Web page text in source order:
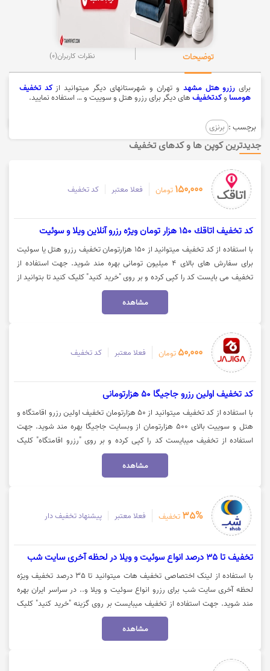
توضیحات نظرات کاربران(0)
برایرزرو هتل مشهد و تهران و شهرستانهای دیگر میتوانید ازکد تخفیف
هومسا وکدتخفیفهای دیگر برای رزرو هتل و سوییت و … استفاده نمایید.
برچسب : برنزی
جدیدترین کوپن ها و کدهای تخفیف
150,000 تومان فعلا معتبر کد تخفیف
كد تخفيف اتاقك 150 هزار تومان ویژه رزرو آنلاین ویلا و سوئیت
با استفاده از کد تخفیف میتوانید از 150 هزارتومان تخفیف رزرو هتل یا سوئیت
برای سفارش های بالای 4 میلیون تومانی بهره مند شوید. جهت استفاده از
تخفیف می بایست کد را کپی کرده و بر روی "خرید کنید" کلیک کنید تا بتوانید از
مشاهده
50,000 تومان فعلا معتبر کد تخفیف
کد تخفیف اولین رزرو جاجیگا 50 هزارتومانی
با استفاده از کد تخفیف میتوانید از 50 هزارتومان تخفیف اولین رزرو اقامتگاه و
هتل و سوییت بالای 500 هزارتومان از وبسایت جاجیگا بهره مند شوید. جهت
استفاده از تخفیف میبایست کد را کپی کرده و بر روی "رزرو اقامتگاه" کلیک
مشاهده
35% تخفیف فعلا معتبر پیشنهاد تخفیف دار
تخفیف تا 35 درصد انواع سوئیت و ویلا در لحظه آخری سایت شب
با استفاده از لینک اختصاصی تخفیف هات میتوانید تا 35 درصد تخفیف ویژه
لحظه آخری سایت شب برای رزرو انواع سوئیت و ویلا و.. در سراسر ایران بهره
مند شوید. جهت استفاده از تخفیف میبایست بر روی گزینه "خرید کنید" کلیک
مشاهده